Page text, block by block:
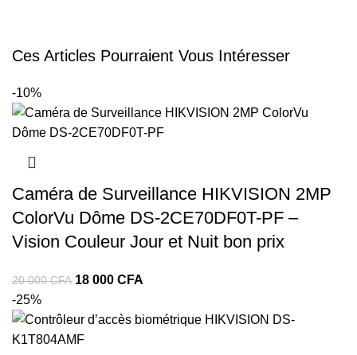
Ces Articles Pourraient Vous Intéresser
-10%
Caméra de Surveillance HIKVISION 2MP
ColorVu Dôme DS-2CE70DF0T-PF –
Vision Couleur Jour et Nuit bon prix
20 000CFA 18 000 CFA
-25%